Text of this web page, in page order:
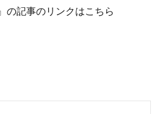
の記事のリンクはこちら